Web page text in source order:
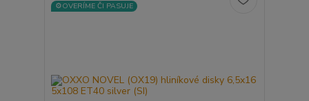
⚙️OVERÍME ČI PASUJE